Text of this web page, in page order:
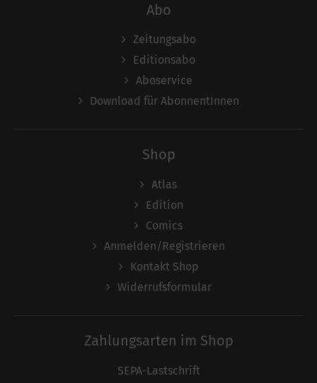
Abo
Zeitungsabo
Editionsabo
Aboservice
Download für AbonnentInnen
Shop
Atlas
Edition
Comics
Anmelden/Registrieren
Kontakt Shop
Widerrufsformular
Zahlungsarten im Shop
SEPA-Lastschrift